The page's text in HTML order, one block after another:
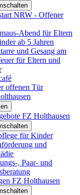
NRW - Offener
Abend für Eltern
ab 5 Jahren
und Gesang am
für Eltern und
offenen Tür
FZ Holthausen
für Kinder
und
, Paar- und
FZ Holthausen